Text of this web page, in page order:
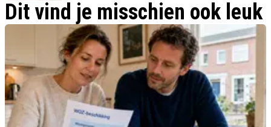
Dit vind je misschien ook leuk